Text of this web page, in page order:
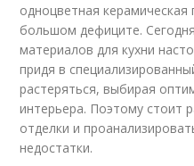
одноцветная
большом дефиците.
материалов для кухни
придя в
растеряться, выбирая
интерьера. Поэтому стоит
отделки и
недостатки.